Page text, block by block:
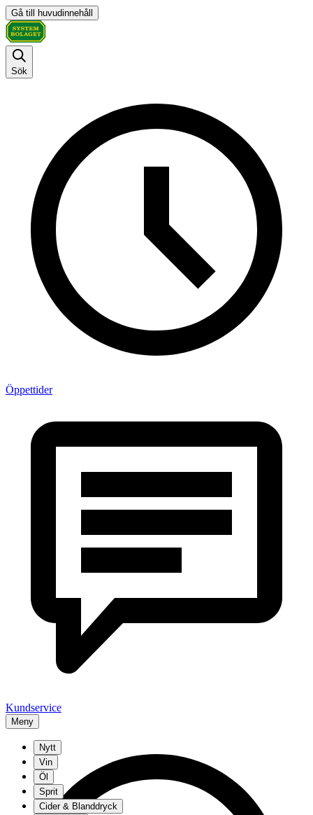
Gå till huvudinnehåll
Sök
Öppettider
Kundservice
Meny
Nytt
Vin
Öl
Sprit
Cider & Blanddryck